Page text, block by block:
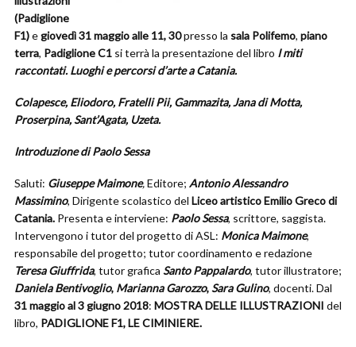
(Padiglione
F1)egiovedì 31 maggio alle 11, 30presso la sala Polifemo, piano
terra, Padiglione C1 si terrà la presentazione del libro I miti
raccontati. Luoghi e percorsi d’arte a Catania.
Colapesce, Eliodoro, Fratelli Pii, Gammazita, Jana di Motta,
Proserpina, Sant’Agata, Uzeta.
Introduzione di Paolo Sessa
Saluti: Giuseppe Maimone,Editore; Antonio Alessandro
Massimino, Dirigente scolastico del Liceo artisticoEmilio Greco di
Catania. Presenta e interviene: Paolo Sessa, scrittore, saggista.
Intervengono i tutor del progetto di ASL: Monica Maimone,
responsabile del progetto; tutor coordinamento e redazione
Teresa Giuffrida, tutor grafica Santo Pappalardo, tutor illustratore;
Daniela Bentivoglio, Marianna Garozzo,Sara Gulino, docenti. Dal
31 maggio al 3 giugno 2018: MOSTRA DELLE ILLUSTRAZIONI del
libro, PADIGLIONEF1,LE CIMINIERE.